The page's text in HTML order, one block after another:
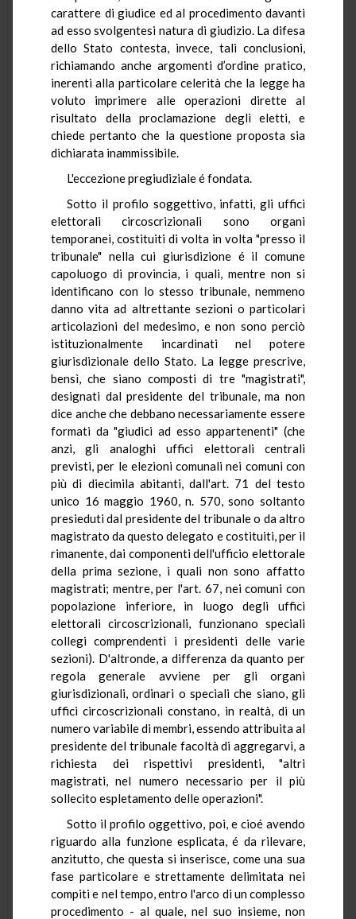
carattere di giudice ed al procedimento davanti
ad esso svolgentesi natura di giudizio. La difesa
dello Stato contesta, invece, tali conclusioni,
richiamando anche argomenti d’ordine pratico,
inerenti alla particolare celerità che la legge ha
voluto imprimere alle operazioni dirette al
risultato della proclamazione degli eletti, e
chiede pertanto che la questione proposta sia
dichiarata inammissibile.
L'eccezione pregiudiziale é fondata.
Sotto il profilo soggettivo, infatti, gli uffici
elettorali circoscrizionali sono organi
temporanei, costituiti di volta in volta "presso il
tribunale" nella cui giurisdizione é il comune
capoluogo di provincia, i quali, mentre non si
identificano con lo stesso tribunale, nemmeno
danno vita ad altrettante sezioni o particolari
articolazioni del medesimo, e non sono perciò
istituzionalmente incardinati nel potere
giurisdizionale dello Stato. La legge prescrive,
bensì, che siano composti di tre "magistrati",
designati dal presidente del tribunale, ma non
dice anche che debbano necessariamente essere
formati da "giudici ad esso appartenenti" (che
anzi, gli analoghi uffici elettorali centrali
previsti, per le elezioni comunali nei comuni con
più di diecimila abitanti, dall'art. 71 del testo
unico 16 maggio 1960, n. 570, sono soltanto
presieduti dal presidente del tribunale o da altro
magistrato da questo delegato e costituiti, per il
rimanente, dai componenti dell'ufficio elettorale
della prima sezione, i quali non sono affatto
magistrati; mentre, per l'art. 67, nei comuni con
popolazione inferiore, in luogo degli uffici
elettorali circoscrizionali, funzionano speciali
collegi comprendenti i presidenti delle varie
sezioni). D'altronde, a differenza da quanto per
regola generale avviene per gli organi
giurisdizionali, ordinari o speciali che siano, gli
uffici circoscrizionali constano, in realtà, di un
numero variabile di membri, essendo attribuita al
presidente del tribunale facoltà di aggregarvi, a
richiesta dei rispettivi presidenti, "altri
magistrati, nel numero necessario per il più
sollecito espletamento delle operazioni".
Sotto il profilo oggettivo, poi, e cioé avendo
riguardo alla funzione esplicata, é da rilevare,
anzitutto, che questa si inserisce, come una sua
fase particolare e strettamente delimitata nei
compiti e nel tempo, entro l'arco di un complesso
procedimento - al quale, nel suo insieme, non